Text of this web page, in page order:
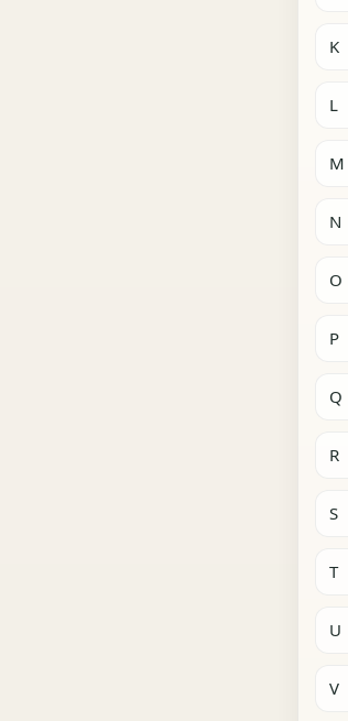
K
L
M
N
O
P
Q
R
S
T
U
V